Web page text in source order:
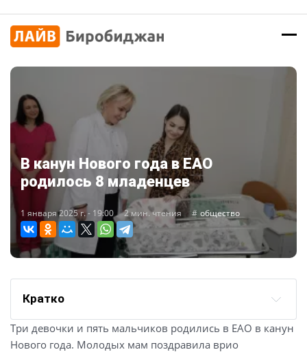
В канун Нового года в ЕАО
родилось 8 младенцев
1 января 2025 г. - 19:00 2 мин. чтения общество
Кратко
Три девочки и пять мальчиков родились в ЕАО в канун
Нового года. Молодых мам поздравила врио